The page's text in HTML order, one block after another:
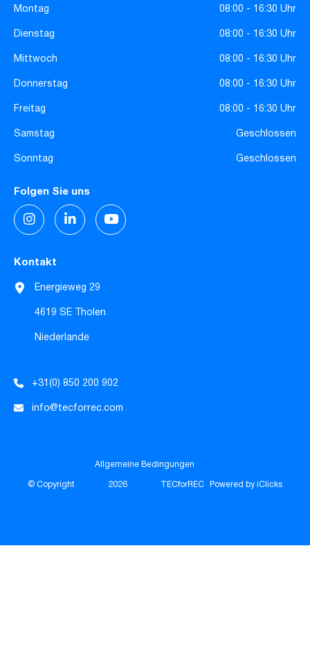
Montag
08:00 - 16:30 Uhr
Dienstag
08:00 - 16:30 Uhr
Mittwoch
08:00 - 16:30 Uhr
Donnerstag
08:00 - 16:30 Uhr
Freitag
08:00 - 16:30 Uhr
Samstag
Geschlossen
Sonntag
Geschlossen
Folgen Sie uns
Kontakt
Energieweg 29
4619 SE Tholen
Niederlande
+31(0) 850 200 902
info@tecforrec.com
© Copyright 2026 TECforREC Powered by iClicks
Allgemeine Bedingungen